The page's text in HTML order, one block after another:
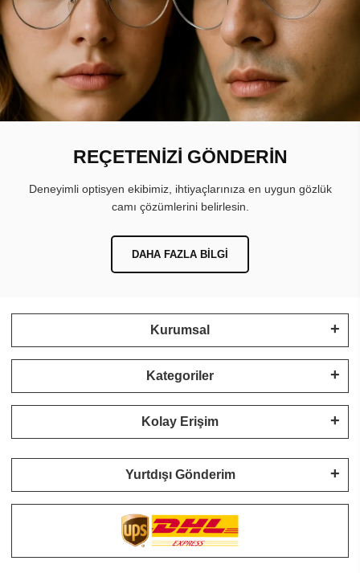
REÇETENİZİ GÖNDERİN
Deneyimli optisyen ekibimiz, ihtiyaçlarınıza en uygun gözlük
camı çözümlerini belirlesin.
DAHA FAZLA BILGI
Kurumsal
Kategoriler
Kolay Erişim
Yurtdışı Gönderim